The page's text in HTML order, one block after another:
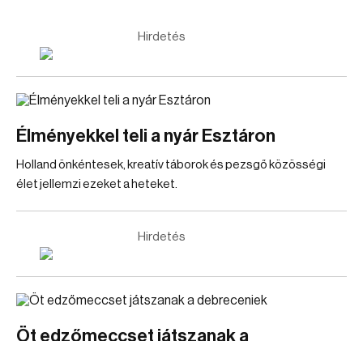
Hirdetés
Élményekkel teli a nyár Esztáron
Holland önkéntesek, kreatív táborok és pezsgő közösségi
élet jellemzi ezeket a heteket.
Hirdetés
Öt edzőmeccset játszanak a